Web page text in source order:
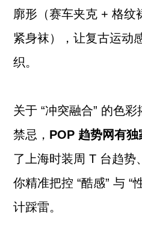
廓形（赛车夹克 + 格纹
紧身袜），让复古运动
织。
关于 “冲突融合” 的色
禁忌， POP 趋势网有
了上海时装周 T 台趋势
你精准把控 “酷感” 与 “
计踩雷。